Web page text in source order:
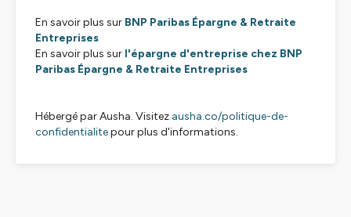
En savoir plus sur BNP Paribas Épargne & Retraite
Entreprises
En savoir plus sur l'épargne d'entreprise chez BNP
Paribas Épargne & Retraite Entreprises
Hébergé par Ausha. Visitez ausha.co/politique-de-
confidentialitepour plus d'informations.